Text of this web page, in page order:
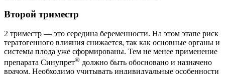
Второй триместр
2 триместр — это середина беременности. На этом этапе риск
тератогенного влияния снижается, так как основные органы и
системы плода уже сформированы. Тем не менее применение
препарата Синупрет® должно быть обосновано и назначено
врачом. Необходимо учитывать индивидуальные особенности